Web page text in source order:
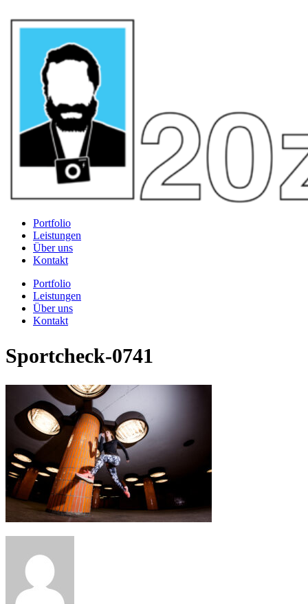
Portfolio
Leistungen
Über uns
Kontakt
Portfolio
Leistungen
Über uns
Kontakt
Sportcheck-0741